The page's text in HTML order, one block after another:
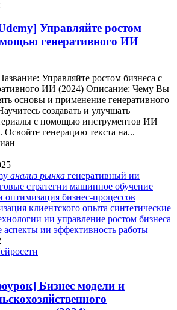
Управляйте ростом
генеративного ИИ
Управляйте ростом бизнеса с
ИИ (2024) Описание: Чему Вы
основы и применение генеративного
создавать и улучшать
с помощью инструментов ИИ
Освойте генерацию текста на...
анализ рынка генеративный ии
стратегии машинное обучение
оптимизация бизнес-процессов
клиентского опыта синтетические
ии управление ростом бизнеса
аспекты ии эффективность работы
Бизнес модели и